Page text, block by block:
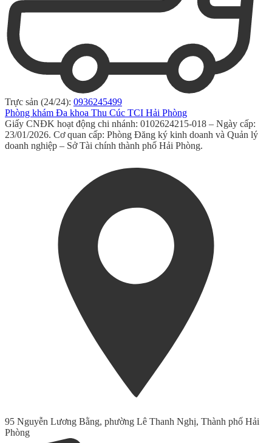
Trực sản (24/24): 0936245499
Phòng khám Đa khoa Thu Cúc TCI Hải Phòng
Giấy CNĐK hoạt động chi nhánh: 0102624215-018 – Ngày cấp:
23/01/2026. Cơ quan cấp: Phòng Đăng ký kinh doanh và Quản lý
doanh nghiệp – Sở Tài chính thành phố Hải Phòng.
95 Nguyễn Lương Bằng, phường Lê Thanh Nghị, Thành phố Hải
Phòng